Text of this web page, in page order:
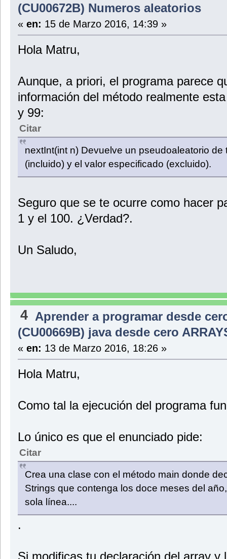
(CU00672B) Numeros aleatorios
« en: 15 de Marzo 2016, 14:39 »
Hola Matru,
Aunque, a priori, el programa parece
información del método realmente
y 99:
Citar
nextInt(int n) Devuelve un pseudoaleatorio
(incluido) y el valor especificado (excluido).
Seguro que se te ocurre como hacer
1 y el 100. ¿Verdad?.
Un Saludo,
4 Aprender a programar desde
(CU00669B) java desde cero
« en: 13 de Marzo 2016, 18:26 »
Hola Matru,
Como tal la ejecución del programa
Lo único es que el enunciado pide:
Citar
Crea una clase con el método main donde
Strings que contenga los doce meses del
sola línea....
.
Si modificas tu declaración del array y